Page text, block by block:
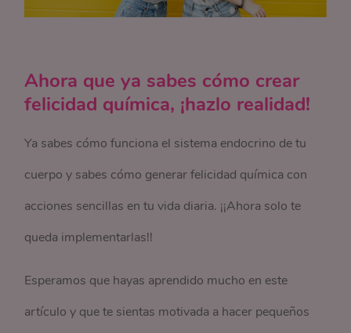
Ahora que ya sabes cómo crear
felicidad química, ¡hazlo realidad!
Ya sabes cómo funciona el sistema endocrino de tu
cuerpo y sabes cómo generar felicidad química con
acciones sencillas en tu vida diaria. ¡¡Ahora solo te
queda implementarlas!!
Esperamos que hayas aprendido mucho en este
artículo y que te sientas motivada a hacer pequeños